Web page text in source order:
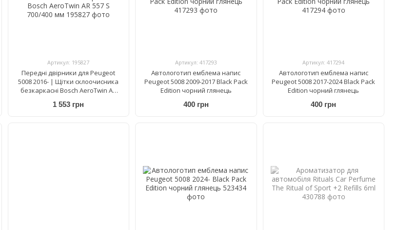
Артикул: 195827
Передні двірники для Peugeot
5008 2016- | Щітки склоочисника
безкаркасні Bosch AeroTwin AR
1 553 грн
Артикул: 417293
Автологотип емблема напис
Peugeot 5008 2009-2017 Black Pack
Edition чорний глянець
400 грн
Артикул: 417294
Автологотип емблема напис
Peugeot 5008 2017-2024 Black Pack
Edition чорний глянець
400 грн